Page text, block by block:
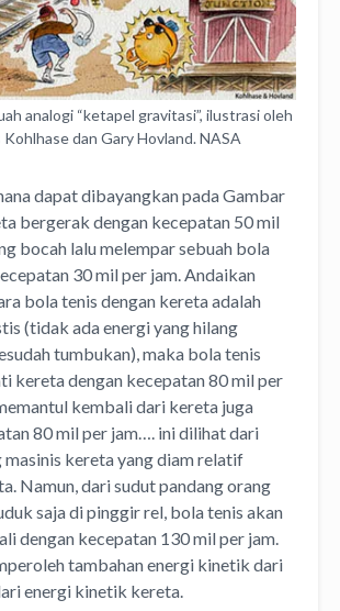
analogi “ketapel gravitasi”, ilustrasi oleh
Kohlhase dan Gary Hovland. NASA
dapat dibayangkan pada Gambar
bergerak dengan kecepatan 50 mil
bocah lalu melempar sebuah bola
30 mil per jam. Andaikan
bola tenis dengan kereta adalah
(tidak ada energi yang hilang
tumbukan), maka bola tenis
kereta dengan kecepatan 80 mil per
kembali dari kereta juga
80 mil per jam…. ini dilihat dari
masinis kereta yang diam relatif
Namun, dari sudut pandang orang
saja di pinggir rel, bola tenis akan
dengan kecepatan 130 mil per jam.
tambahan energi kinetik dari
energi kinetik kereta.